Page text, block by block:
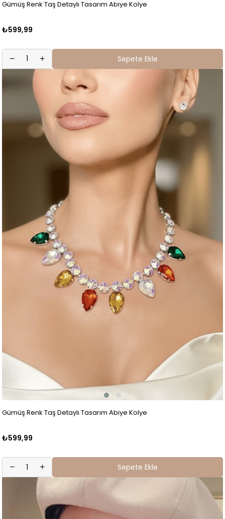
Gümüş Renk Taş Detaylı Tasarım Abiye Kolye
₺599,99
Sepete Ekle
Gümüş Renk Taş Detaylı Tasarım Abiye Kolye
₺599,99
Sepete Ekle